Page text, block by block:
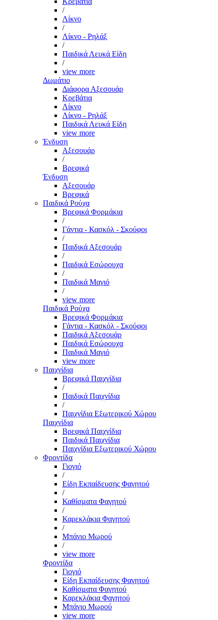
/
Λίκνο
/
Λίκνο - Ρηλάξ
/
Παιδικά Λευκά Είδη
/
view more
Δωμάτιο
Διάφορα Αξεσουάρ
Κρεβάτια
Λίκνο
Λίκνο - Ρηλάξ
Παιδικά Λευκά Είδη
view more
Ένδυση
Αξεσουάρ
/
Βρεφικά
Ένδυση
Αξεσουάρ
Βρεφικά
Παιδικά Ρούχα
Βρεφικά Φορμάκια
/
Γάντια - Κασκόλ - Σκούφοι
/
Παιδικά Αξεσουάρ
/
Παιδικά Εσώρουχα
/
Παιδικά Μαγιό
/
view more
Παιδικά Ρούχα
Βρεφικά Φορμάκια
Γάντια - Κασκόλ - Σκούφοι
Παιδικά Αξεσουάρ
Παιδικά Εσώρουχα
Παιδικά Μαγιό
view more
Παιχνίδια
Βρεφικά Παιχνίδια
/
Παιδικά Παιχνίδια
/
Παιχνίδια Εξωτερικού Χώρου
Παιχνίδια
Βρεφικά Παιχνίδια
Παιδικά Παιχνίδια
Παιχνίδια Εξωτερικού Χώρου
Φροντίδα
Γιογιό
/
Είδη Εκπαίδευσης Φαγητού
/
Καθίσματα Φαγητού
/
Καρεκλάκια Φαγητού
/
Μπάνιο Μωρού
/
view more
Φροντίδα
Γιογιό
Είδη Εκπαίδευσης Φαγητού
Καθίσματα Φαγητού
Καρεκλάκια Φαγητού
Μπάνιο Μωρού
view more